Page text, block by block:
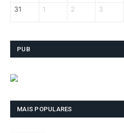
31 1 2 3
PUB
MAIS POPULARES